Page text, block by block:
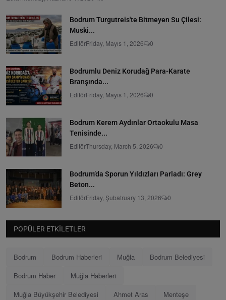
Bodrum Turgutreis'te Bitmeyen Su Çilesi:
Muski...
EditörFriday, Mayıs 1, 2026 0
Bodrumlu Deniz Korudağ Para-Karate
Branşında...
EditörFriday, Mayıs 1, 2026 0
Bodrum Kerem Aydınlar Ortaokulu Masa
Tenisinde...
EditörThursday, March 5, 2026 0
Bodrum’da Sporun Yıldızları Parladı: Grey
Beton...
EditörFriday, Şubatruary 13, 2026 0
POPÜLER ETKILETLER
Bodrum Bodrum Haberleri Muğla
Bodrum Belediyesi
Bodrum Haber
Muğla Haberleri
Muğla Büyükşehir Belediyesi
Ahmet Aras
Menteşe